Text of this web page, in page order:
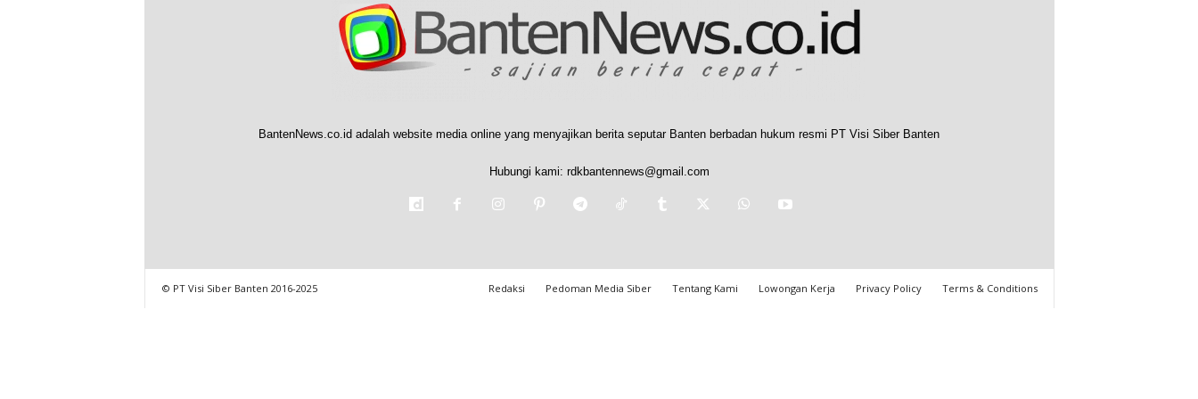
BantenNews.co.id adalah website media online yang menyajikan berita seputar Banten berbadan hukum resmi PT Visi Siber Banten
Hubungi kami: rdkbantennews@gmail.com
Redaksi Pedoman Media Siber Tentang Kami Lowongan Kerja Privacy Policy Terms & Conditions
© PT Visi Siber Banten 2016-2025